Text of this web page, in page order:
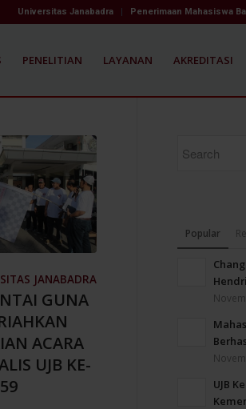
Universitas Janabadra Penerimaan Mahasiswa
PENELITIAN LAYANAN AKREDITASI
JANABADRA
GUNA
ACARA
UJB KE-
59
Popular
UJB